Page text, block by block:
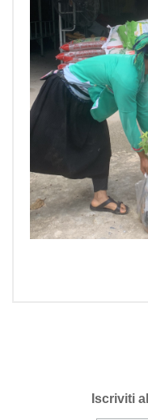
Iscriviti